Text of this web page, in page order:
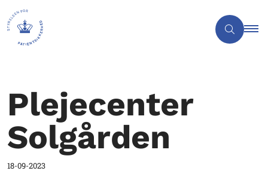
Plejecenter
Solgården
18-09-2023